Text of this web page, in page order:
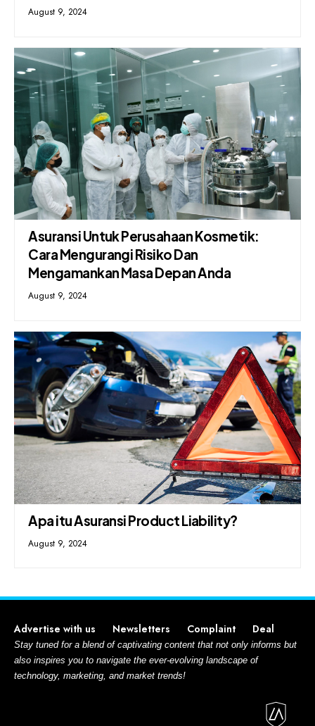
August 9, 2024
Asuransi Untuk Perusahaan Kosmetik:
Cara Mengurangi Risiko Dan
Mengamankan Masa Depan Anda
August 9, 2024
Apa itu Asuransi Product Liability?
August 9, 2024
Advertise with us Newsletters Complaint Deal
Stay tuned for a blend of captivating content that not only informs but
also inspires you to navigate the ever-evolving landscape of
technology, marketing, and market trends!